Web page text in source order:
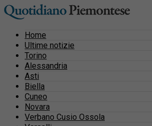
Home
Ultime notizie
Torino
Alessandria
Asti
Biella
Cuneo
Novara
Verbano Cusio Ossola